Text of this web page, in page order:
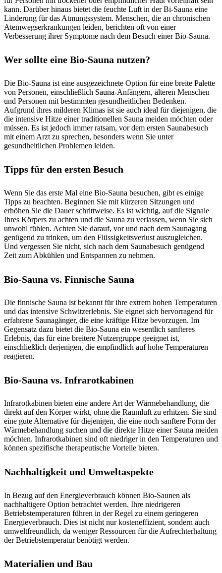
kann. Darüber hinaus bietet die feuchte Luft in der Bi-Sauna eine
Linderung für das Atmungssystem. Menschen, die an chronischen
Atemwegserkrankungen leiden, berichten oft von einer
Verbesserung ihrer Symptome nach dem Besuch einer Bio-Sauna.
Wer sollte eine Bio-Sauna nutzen?
Die Bio-Sauna ist eine ausgezeichnete Option für eine breite Palette
von Personen, einschließlich Sauna-Anfängern, älteren Menschen
und Personen mit bestimmten gesundheitlichen Bedenken.
Aufgrund ihres milderen Klimas ist sie auch ideal für diejenigen, die
die intensive Hitze einer traditionellen Sauna meiden möchten oder
müssen. Es ist jedoch immer ratsam, vor dem ersten Saunabesuch
mit einem Arzt zu sprechen, besonders wenn Sie unter
gesundheitlichen Problemen leiden.
Tipps für den ersten Besuch
Wenn Sie das erste Mal eine Bio-Sauna besuchen, gibt es einige
Tipps zu beachten. Beginnen Sie mit kürzeren Sitzungen und
erhöhen Sie die Dauer schrittweise. Es ist wichtig, auf die Signale
Ihres Körpers zu achten und die Sauna zu verlassen, wenn Sie sich
unwohl fühlen. Achten Sie darauf, vor und nach dem Saunagang
genügend zu trinken, um den Flüssigkeitsverlust auszugleichen.
Und vergessen Sie nicht, sich nach dem Saunabesuch genügend
Zeit zum Abkühlen und Entspannen zu nehmen.
Bio-Sauna vs. Finnische Sauna
Die finnische Sauna ist bekannt für ihre extrem hohen Temperaturen
und das intensive Schwitzerlebnis. Sie eignet sich hervorragend für
erfahrene Saunagänger, die eine kräftige Hitze bevorzugen. Im
Gegensatz dazu bietet die Bio-Sauna ein wesentlich sanfteres
Erlebnis, das für eine breitere Nutzergruppe geeignet ist,
einschließlich derjenigen, die empfindlich auf hohe Temperaturen
reagieren.
Bio-Sauna vs. Infrarotkabinen
Infrarotkabinen bieten eine andere Art der Wärmebehandlung, die
direkt auf den Körper wirkt, ohne die Raumluft zu erhitzen. Sie sind
eine gute Alternative für diejenigen, die eine noch sanftere Form der
Wärmebehandlung suchen und die direkte Hitze einer Sauna meiden
möchten. Infrarotkabinen sind oft niedriger in den Temperaturen und
können spezifische therapeutische Vorteile bieten.
Nachhaltigkeit und Umweltaspekte
In Bezug auf den Energieverbrauch können Bio-Saunen als
nachhaltigere Option betrachtet werden. Ihre niedrigeren
Betriebstemperaturen führen in der Regel zu einem geringeren
Energieverbrauch. Dies ist nicht nur kosteneffizient, sondern auch
umweltfreundlich, da weniger Ressourcen für die Aufrechterhaltung
der Betriebstemperatur benötigt werden.
Materialien und Bau